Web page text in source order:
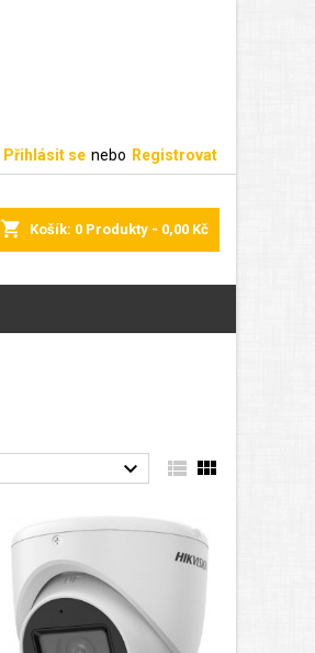
Přihlásit se nebo Registrovat
shopping_cart Košík: 0 Produkty - 0,00 Kč
  